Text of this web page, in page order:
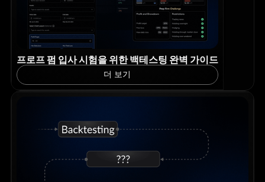
프로프 펌 입사 시험을 위한 백테스팅 완벽 가이드
더 보기